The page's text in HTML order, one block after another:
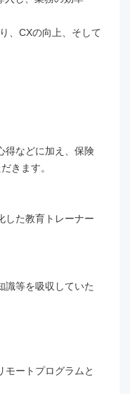
、CXの向上、そして
得などに加え、保険
きます。
した教育トレーナー
識等を吸収していた
ートプログラムと